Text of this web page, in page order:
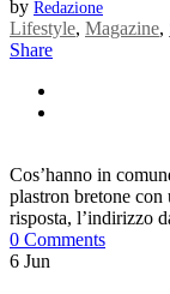
by Redazione
Lifestyle, Magazine,
Share
Cos’hanno in
plastron bretone con
risposta, l’indirizzo
0 Comments
6 Jun